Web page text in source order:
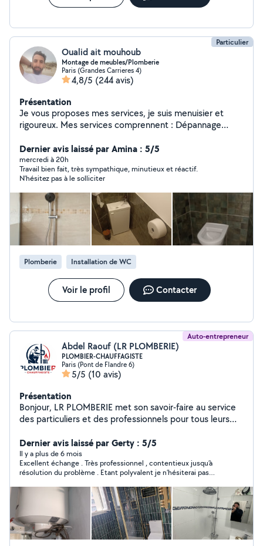
Particulier
Oualid ait mouhoub
Montage de meubles/Plomberie
Paris (Grandes Carrieres 4)
4,8/5 (244 avis)
Présentation
Je vous proposes mes services, je suis menuisier et
rigoureux. Mes services comprennent : Dépannage
Petit Bricolages Le Nettoyage à domicile Le Nettoyage
après chantier Disponible N'hésitez pas pas à me
contacter pour plus d'information.
Dernier avis laissé par Amina : 5/5
mercredi à 20h
Travail bien fait, très sympathique, minutieux et réactif.
N’hésitez pas à le solliciter
Plomberie Installation de WC
Voir le profil Contacter
Auto-entrepreneur
Abdel Raouf (LR PLOMBERIE)
PLOMBIER-CHAUFFAGISTE
Paris (Pont de Flandre 6)
5/5 (10 avis)
Présentation
Bonjour, LR PLOMBERIE met son savoir-faire au service
des particuliers et des professionnels pour tous leurs
peinture et chauffage. Sérieux, réactivité et qualité sont
au cœur de nos engagements afin de vous garantir des
interventions efficaces et des solutions adaptées à vos
besoins. Votre satisfaction est notre priorité.
Contactez-nous.
Dernier avis laissé par Gerty : 5/5
Il y a plus de 6 mois
Excellent échange . Très professionnel , contentieux jusqu’à
résolution du problème . Etant polyvalent je n’hésiterai pas